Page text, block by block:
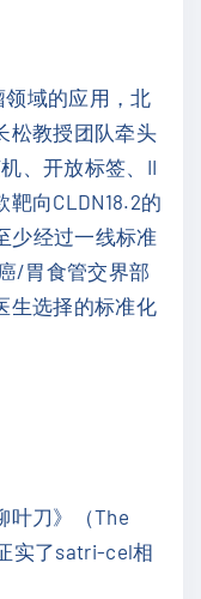
领域的应用，北
松教授团队牵头
、开放标签、II
向CLDN18.2的
少经过一线标准
/胃食管交界部
生选择的标准化
叶刀》（The
实了satri-cel相